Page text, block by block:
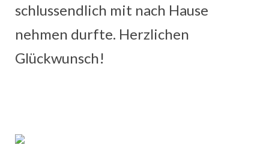
schlussendlich mit nach Hause
nehmen durfte. Herzlichen
Glückwunsch!